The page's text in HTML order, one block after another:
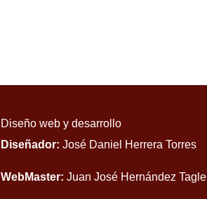
Diseño web y desarrollo
Diseñador: José Daniel Herrera Torres
WebMaster: Juan José Hernández Tagle